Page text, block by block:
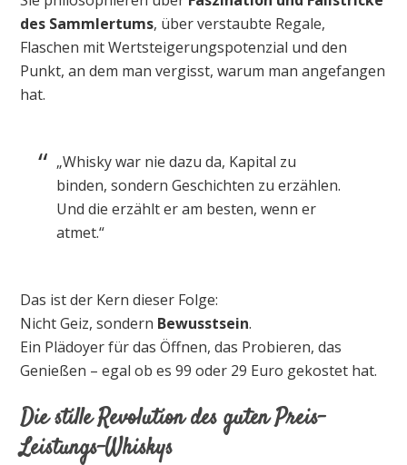
des Sammlertums, über verstaubte Regale,
Flaschen mit Wertsteigerungspotenzial und den
Punkt, an dem man vergisst, warum man angefangen
hat.
„Whisky war nie dazu da, Kapital zu
binden, sondern Geschichten zu erzählen.
Und die erzählt er am besten, wenn er
atmet.“
Das ist der Kern dieser Folge:
Nicht Geiz, sondern Bewusstsein.
Ein Plädoyer für das Öffnen, das Probieren, das
Genießen – egal ob es 99 oder 29 Euro gekostet hat.
Die stille Revolution des guten Preis-
Leistungs-Whiskys